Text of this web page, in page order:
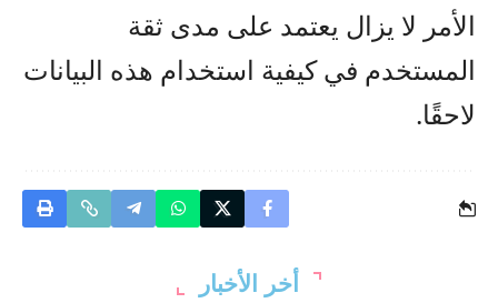
الأمر لا يزال يعتمد على مدى ثقة
المستخدم في كيفية استخدام هذه البيانات
لاحقًا.
أخر الأخبار